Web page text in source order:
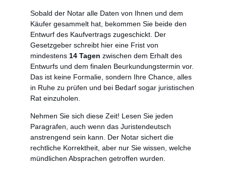
Sobald der Notar alle Daten von Ihnen und dem
Käufer gesammelt hat, bekommen Sie beide den
Entwurf des Kaufvertrags zugeschickt. Der
Gesetzgeber schreibt hier eine Frist von
mindestens 14 Tagen zwischen dem Erhalt des
Entwurfs und dem finalen Beurkundungstermin vor.
Das ist keine Formalie, sondern Ihre Chance, alles
in Ruhe zu prüfen und bei Bedarf sogar juristischen
Rat einzuholen.
Nehmen Sie sich diese Zeit! Lesen Sie jeden
Paragrafen, auch wenn das Juristendeutsch
anstrengend sein kann. Der Notar sichert die
rechtliche Korrektheit, aber nur Sie wissen, welche
mündlichen Absprachen getroffen wurden.